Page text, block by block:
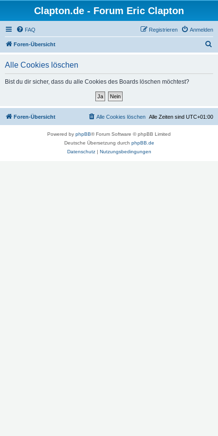
Clapton.de - Forum Eric Clapton
FAQ Anmelden
Registrieren
Foren-Übersicht
Alle Cookies löschen
Bist du dir sicher, dass du alle Cookies des Boards löschen möchtest?
Foren-Übersicht Alle Zeiten sind UTC+01:00
Alle Cookies löschen
Powered by phpBB® Forum Software © phpBB Limited
Deutsche Übersetzung durch phpBB.de
Datenschutz| Nutzungsbedingungen